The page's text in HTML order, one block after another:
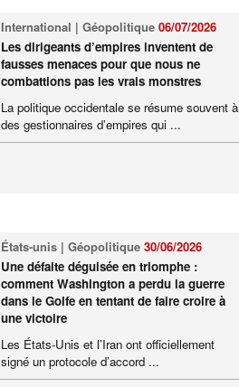
International | Géopolitique06/07/2026
Les dirigeants d’empires inventent de
fausses menaces pour que nous ne
combattions pas les vrais monstres
La politique occidentale se résume souvent à
des gestionnaires d’empires qui ...
États-unis | Géopolitique30/06/2026
Une défaite déguisée en triomphe :
comment Washington a perdu la guerre
dans le Golfe en tentant de faire croire à
une victoire
Les États-Unis et l’Iran ont officiellement
signé un protocole d’accord ...